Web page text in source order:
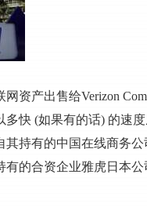
资产出售给Verizon
多快 (如果有的话) 的速
持有的中国在线商务
的合资企业雅虎日本公